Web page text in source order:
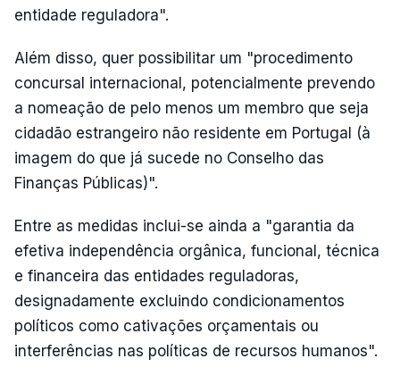
entidade reguladora".
Além disso, quer possibilitar um "procedimento
concursal internacional, potencialmente prevendo
a nomeação de pelo menos um membro que seja
cidadão estrangeiro não residente em Portugal (à
imagem do que já sucede no Conselho das
Finanças Públicas)".
Entre as medidas inclui-se ainda a "garantia da
efetiva independência orgânica, funcional, técnica
e financeira das entidades reguladoras,
designadamente excluindo condicionamentos
políticos como cativações orçamentais ou
interferências nas políticas de recursos humanos".